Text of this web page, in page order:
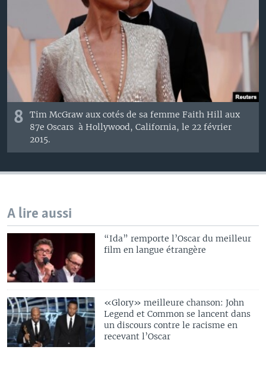
8 Tim McGraw aux cotés desa femme Faith Hill aux
87e Oscars à Hollywood, California, le 22 février
2015.
A lire aussi
“Ida” remporte l’Oscar du meilleur
film en langue étrangère
«Glory» meilleure chanson: John
Legend et Common se lancent dans
un discours contre le racisme en
recevant l’Oscar